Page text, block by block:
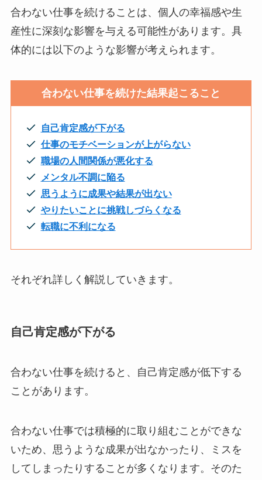
合わない仕事を続けることは、個人の幸福感や生
産性に深刻な影響を与える可能性があります。具
体的には以下のような影響が考えられます。
合わない仕事を続けた結果起こること
自己肯定感が下がる
仕事のモチベーションが上がらない
職場の人間関係が悪化する
メンタル不調に陥る
思うように成果や結果が出ない
やりたいことに挑戦しづらくなる
転職に不利になる
それぞれ詳しく解説していきます。
自己肯定感が下がる
合わない仕事を続けると、自己肯定感が低下する
ことがあります。
合わない仕事では積極的に取り組むことができな
いため、思うような成果が出なかったり、ミスを
してしまったりすることが多くなります。そのた